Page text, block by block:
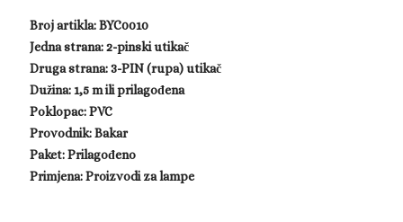
Broj artikla: BYC0010
Jedna strana: 2-pinski utikač
Druga strana: 3-PIN (rupa) utikač
Dužina: 1,5 m ili prilagođena
Poklopac: PVC
Provodnik: Bakar
Paket: Prilagođeno
Primjena: Proizvodi za lampe